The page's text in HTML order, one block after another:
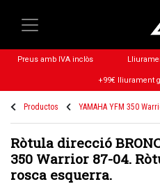
Preus amb IVA inclòs
+99€ lliurament
Productos YAMAHA YFM 350
Ròtula direcció
350 Warrior 87-04.
rosca esquerra.